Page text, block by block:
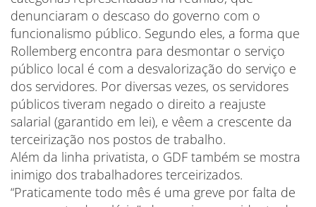
denunciaram o descaso do governo com o
funcionalismo público. Segundo eles, a forma que
Rollemberg encontra para desmontar o serviço
público local é com a desvalorização do serviço e
dos servidores. Por diversas vezes, os servidores
públicos tiveram negado o direito a reajuste
salarial (garantido em lei), e vêem a crescente da
terceirização nos postos de trabalho.
Além da linha privatista, o GDF também se mostra
inimigo dos trabalhadores terceirizados.
“Praticamente todo mês é uma greve por falta de